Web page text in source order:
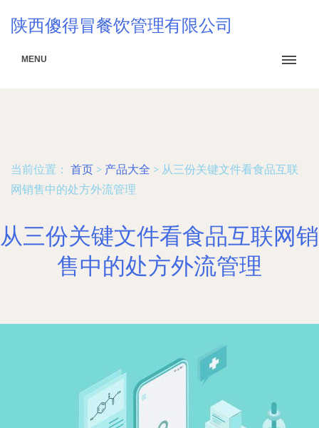
陕西傻得冒餐饮管理有限公司
MENU
当前位置： 首页 > 产品大全 > 从三份关键文件看食品互联
网销售中的处方外流管理
从三份关键文件看食品互联网销
售中的处方外流管理